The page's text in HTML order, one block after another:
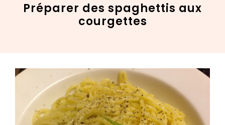
Préparer des spaghettis aux
courgettes